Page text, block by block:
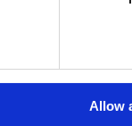
Allow